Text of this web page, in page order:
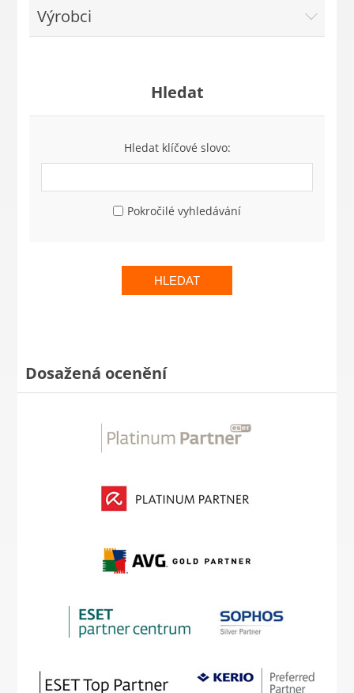
Výrobci
Hledat
Hledat klíčové slovo:
Pokročilé vyhledávání
HLEDAT
Dosažená ocenění